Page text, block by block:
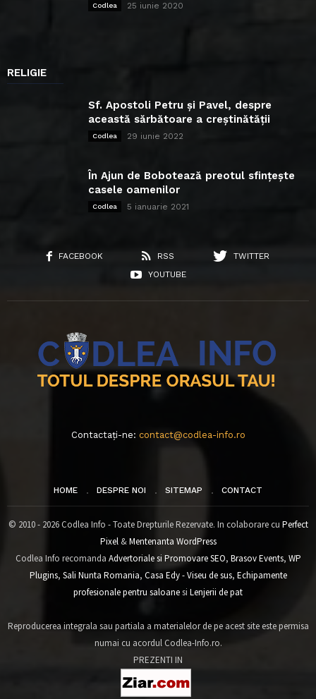
Codlea 25 iunie 2020
RELIGIE
Sf. Apostoli Petru și Pavel, despre
această sărbătoare a creștinătății
Codlea 29 iunie 2022
În Ajun de Bobotează preotul sfințește
casele oamenilor
Codlea 5 ianuarie 2021
FACEBOOK RSS
TWITTER
YOUTUBE
Contactați-ne: contact@codlea-info.ro
HOME DESPRE NOI SITEMAP CONTACT
© 2010 - 2026 Codlea Info - Toate Drepturile Rezervate. In colaborare cu Perfect
Pixel&Mentenanta WordPress
Codlea Info recomanda Advertoriale si Promovare SEO, Brasov Events, WP
Plugins, Sali Nunta Romania, Casa Edy - Viseu de sus, Echipamente
profesionale pentru saloanesi Lenjerii de pat
Reproducerea integrala sau partiala a materialelor de pe acest site este permisa
numai cu acordul Codlea-Info.ro.
PREZENTI IN